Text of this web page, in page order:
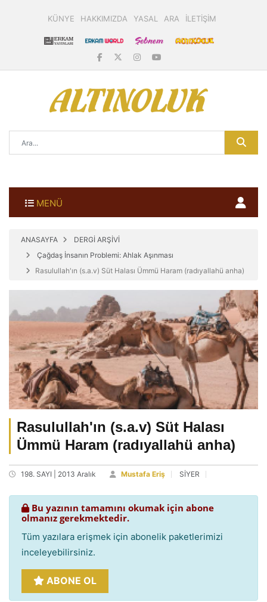
KÜNYE HAKKIMIZDA YASAL ARA İLETİŞİM
MENÜ
ANASAYFA
DERGİ ARŞİVİ
Çağdaş İnsanın Problemi: Ahlak Aşınması
Rasulullah'ın (s.a.v) Süt Halası Ümmü Haram (radıyallahü anha)
Rasulullah'ın (s.a.v) Süt Halası
Ümmü Haram (radıyallahü anha)
198. SAYI | 2013 Aralık Mustafa Eriş SİYER
Bu yazının tamamını okumak için abone
olmanız gerekmektedir.
Tüm yazılara erişmek için abonelik paketlerimizi
inceleyebilirsiniz.
ABONE OL